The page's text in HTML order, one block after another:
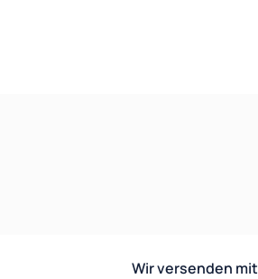
Wir versenden mit